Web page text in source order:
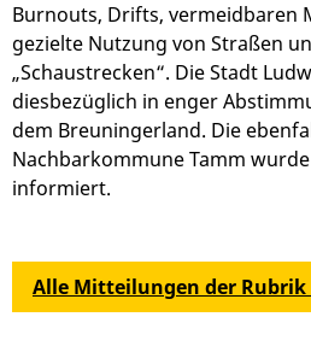
Burnouts, Drifts, vermeidbaren
gezielte Nutzung von Straßen
„Schaustrecken“. Die Stadt
diesbezüglich in enger
dem Breuningerland. Die
Nachbarkommune Tamm
informiert.
Alle Mitteilungen der